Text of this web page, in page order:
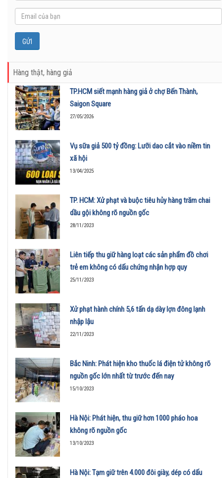
Hàng thật, hàng giả
TP.HCM siết mạnh hàng giả ở chợ Bến Thành,
Saigon Square
27/05/2026
Vụ sữa giả 500 tỷ đồng: Lưỡi dao cắt vào niềm tin
xã hội
13/04/2025
TP. HCM: Xử phạt và buộc tiêu hủy hàng trăm chai
dầu gội không rõ nguồn gốc
28/11/2023
Liên tiếp thu giữ hàng loạt các sản phẩm đồ chơi
trẻ em không có dấu chứng nhận hợp quy
25/11/2023
Xử phạt hành chính 5,6 tấn dạ dày lợn đông lạnh
nhập lậu
22/11/2023
Bắc Ninh: Phát hiện kho thuốc lá điện tử không rõ
nguồn gốc lớn nhất từ trước đến nay
15/10/2023
Hà Nội: Phát hiện, thu giữ hơn 1000 pháo hoa
không rõ nguồn gốc
13/10/2023
Hà Nội: Tạm giữ trên 4.000 đôi giày, dép có dấu